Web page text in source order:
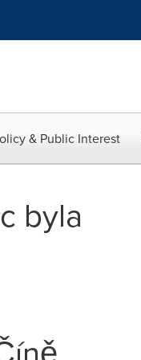
& Public Interest
byla